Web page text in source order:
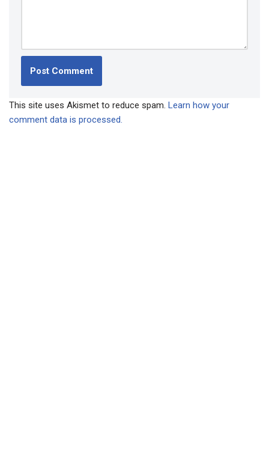
This site uses Akismet to reduce spam. Learn how your
comment data is processed.